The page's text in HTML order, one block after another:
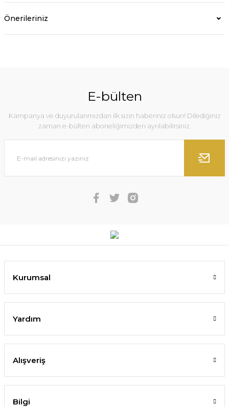
Önerileriniz
E-bülten
Kampanya ve duyurularımızdan ilk sizin haberiniz olsun! Dilediğiniz
zaman e-bülten aboneliğimizden ayrılabilirsiniz.
Kurumsal
Yardım
Alışveriş
Bilgi